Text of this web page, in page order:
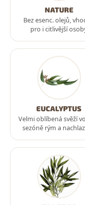
NATURE
Bez esenc. olejů,
pro i citlivější
EUCALYPTUS
Velmi oblíbená svěží
sezóně rým a